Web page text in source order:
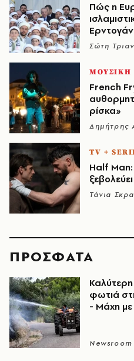
Πώς η
Ερντογάν
Σώτη
ΜΟΥΣΙΚΗ
French
ρίσκα»
Δημήτρης
TV +
Half
Τάνια
ΠΡΟΣΦΑΤΑ
Καλύτερη
φωτιά
- Μάχη με
Newsroom